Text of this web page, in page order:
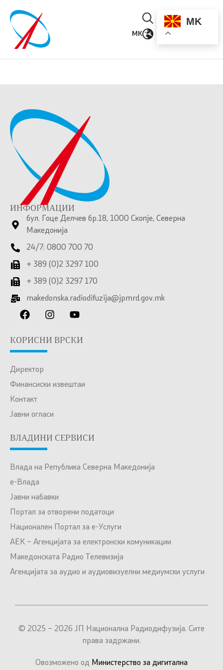
MK
MK
ИНФОРМАЦИИ
бул. Гоце Делчев бр.18, 1000 Скопје, Северна
Македонија
24/7: 0800 700 70
+ 389 (0)2 3297 100
+ 389 (0)2 3297 170
makedonska.radiodifuzija@jpmrd.gov.mk
КОРИСНИ ВРСКИ
Директор
Финансиски извештаи
Контакт
Јавни огласи
ВЛАДИНИ СЕРВИСИ
Влада на Република Северна Македонија
е-Влада
Јавни набавки
Портал за отворени податоци
Национален Портал за е-Услуги
АЕК – Агенцијата за електронски комуникации
Македонската Радио Телевизија
Агенцијата за аудио и аудиовизуелни медиумски услуги
© 2025 – 2026 ЈП Национална Радиодифузија. Сите
права задржани.
Овозможено од Министерство за дигитална